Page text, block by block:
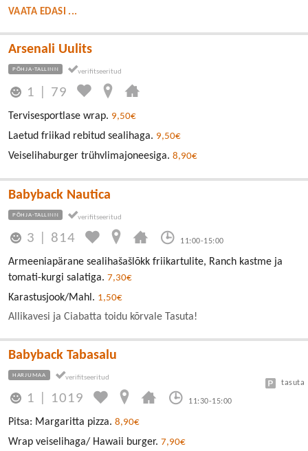
VAATA EDASI ...
Arsenali Uulits
PÕHJA-TALLINN
1 79
Tervisesportlase wrap. 9,50€
Laetud friikad rebitud sealihaga. 9,50€
Veiselihaburger trühvlimajoneesiga. 8,90€
Babyback Nautica
PÕHJA-TALLINN
3 814 11:00-15:00
Armeeniapärane sealihašašlõkk friikartulite, Ranch kastme ja
tomati-kurgi salatiga. 7,30€
Karastusjook/Mahl. 1,50€
Allikavesi ja Ciabatta toidu kõrvale Tasuta!
Babyback Tabasalu
HARJUMAA
1 1019 11:30-15:00
tasuta
Pitsa: Margaritta pizza. 8,90€
Wrap veiselihaga/ Hawaii burger. 7,90€